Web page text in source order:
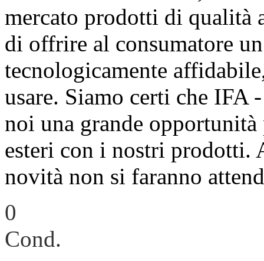
mercato prodotti di qualità
di offrire al consumatore
tecnologicamente
usare. Siamo certi che IFA
noi una grande
esteri con i nostri prodotti.
novità non si faranno
0
Cond.